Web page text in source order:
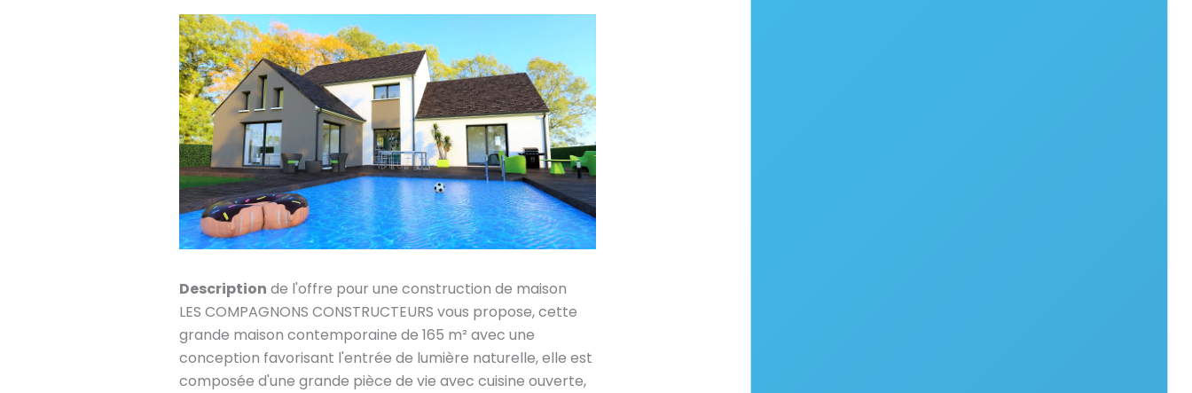
Description de l'offre pour une construction de maison
LES COMPAGNONS CONSTRUCTEURS vous propose, cette
grande maison contemporaine de 165 m² avec une
conception favorisant l'entrée de lumière naturelle, elle est
composée d'une grande pièce de vie avec cuisine ouverte,